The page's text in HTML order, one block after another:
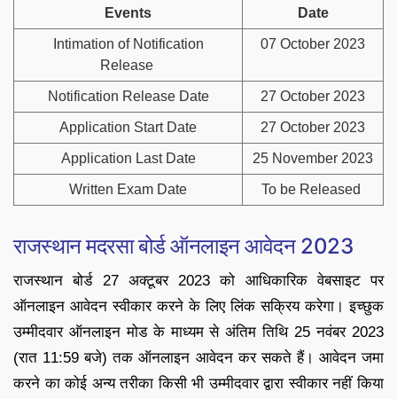
Events Date
Intimation of Notification
Release
07 October 2023
Notification Release Date 27 October 2023
Application Start Date 27 October 2023
Application Last Date 25 November 2023
Written Exam Date To be Released
राजस्थान मदरसा बोर्ड ऑनलाइन आवेदन 2023
राजस्थान बोर्ड 27 अक्टूबर 2023 को आधिकारिक वेबसाइट पर
ऑनलाइन आवेदन स्वीकार करने के लिए लिंक सक्रिय करेगा। इच्छुक
उम्मीदवार ऑनलाइन मोड के माध्यम से अंतिम तिथि 25 नवंबर 2023
(रात 11:59 बजे) तक ऑनलाइन आवेदन कर सकते हैं। आवेदन जमा
करने का कोई अन्य तरीका किसी भी उम्मीदवार द्वारा स्वीकार नहीं किया